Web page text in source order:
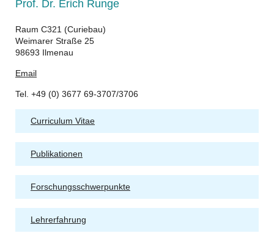
Prof. Dr. Erich Runge
Raum C321 (Curiebau)
Weimarer Straße 25
98693 Ilmenau
Email
Tel. +49 (0) 3677 69-3707/3706
Curriculum Vitae
Publikationen
Forschungsschwerpunkte
Lehrerfahrung